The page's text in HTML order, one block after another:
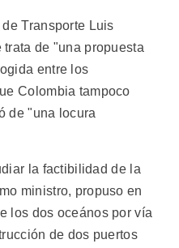
Transporte Luis
de "una propuesta
entre los
Colombia tampoco
de "una locura
la factibilidad de la
ministro, propuso en
los dos oceános por vía
de dos puertos